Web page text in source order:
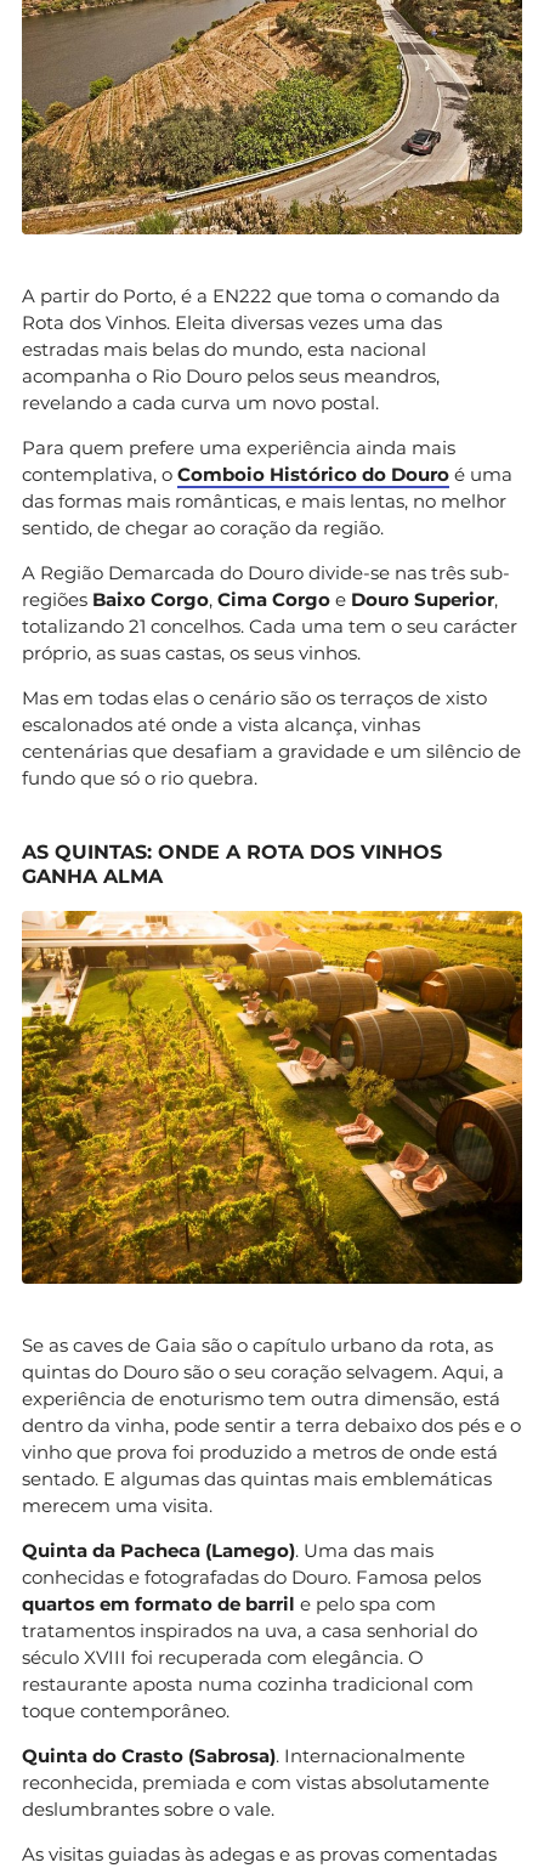
A partir do Porto, é a EN222 que toma o comando da
Rota dos Vinhos. Eleita diversas vezes uma das
estradas mais belas do mundo, esta nacional
acompanha o Rio Douro pelos seus meandros,
revelando a cada curva um novo postal.
Para quem prefere uma experiência ainda mais
contemplativa, o Comboio Histórico do Douro é uma
das formas mais românticas, e mais lentas, no melhor
sentido, de chegar ao coração da região.
A Região Demarcada do Douro divide-se nas três sub-
regiões Baixo Corgo, Cima Corgo e Douro Superior,
totalizando 21 concelhos. Cada uma tem o seu carácter
próprio, as suas castas, os seus vinhos.
Mas em todas elas o cenário são os terraços de xisto
escalonados até onde a vista alcança, vinhas
centenárias que desafiam a gravidade e um silêncio de
fundo que só o rio quebra.
AS QUINTAS: ONDE A ROTA DOS VINHOS
GANHA ALMA
Se as caves de Gaia são o capítulo urbano da rota, as
quintas do Douro são o seu coração selvagem. Aqui, a
experiência de enoturismo tem outra dimensão, está
dentro da vinha, pode sentir a terra debaixo dos pés e o
vinho que prova foi produzido a metros de onde está
sentado. E algumas das quintas mais emblemáticas
merecem uma visita.
Quinta da Pacheca (Lamego). Uma das mais
conhecidas e fotografadas do Douro. Famosa pelos
quartos em formato de barril e pelo spa com
tratamentos inspirados na uva, a casa senhorial do
século XVIII foi recuperada com elegância. O
restaurante aposta numa cozinha tradicional com
toque contemporâneo.
Quinta do Crasto (Sabrosa). Internacionalmente
reconhecida, premiada e com vistas absolutamente
deslumbrantes sobre o vale.
As visitas guiadas às adegas e as provas comentadas